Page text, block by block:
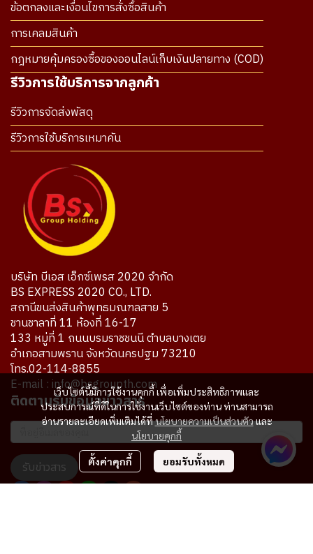
เว็บไซต์นี้มีการใช้งานคุกกี้ เพื่อเพิ่มประสิทธิภาพและ
ประสบการณ์ที่ดีในการใช้งานเว็บไซต์ของท่าน ท่านสามารถ
อ่านรายละเอียดเพิ่มเติมได้ที่นโยบายความเป็นส่วนตัวและ
นโยบายคุกกี้
ตั้งค่าคุกกี้ ยอมรับทั้งหมด
ข้อตกลงและเงื่อนไขการสั่งซื้อสินค้า
การเคลมสินค้า
กฎหมายคุ้มครองซื้อของออนไลน์เก็บเงินปลายทาง (COD)
รีวิวการใช้บริการจากลูกค้า
รีวิวการจัดส่งพัสดุ
รีวิวการใช้บริการเหมาคัน
บริษัท บีเอส เอ็กซ์เพรส 2020 จำกัด
BS EXPRESS 2020 CO., LTD.
สถานีขนส่งสินค้าพุทธมณฑลสาย 5
ชานชาลาที่ 11 ห้องที่ 16-17
133 หมู่ที่ 1 ถนนบรมราชชนนี ตำบลบางเตย
อำเภอสามพราน จังหวัดนครปฐม 73210
โทร.02-114-8855
E-mail : info@bsgroupth.com
ติดตามรับข้อมูลข่าวสาร
รับข่าวสาร